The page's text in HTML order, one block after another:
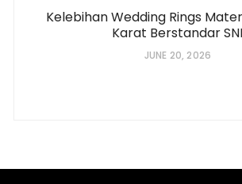
Kelebihan Wedding Rings
Karat Berstandar SNI
JUNE 20, 2026